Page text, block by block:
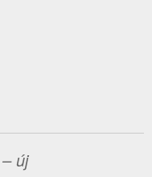
– új